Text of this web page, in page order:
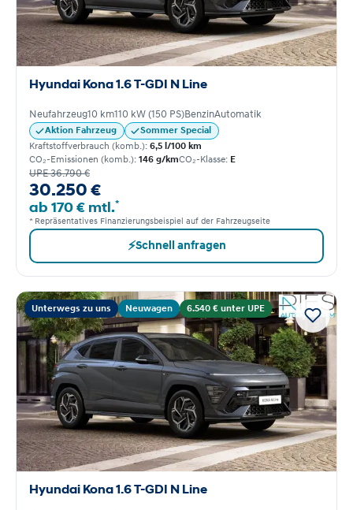
Hyundai Kona 1.6 T-GDI N Line
Neufahrzeug10 km110 kW (150 PS)BenzinAutomatik
Aktion Fahrzeug
Sommer Special
Kraftstoffverbrauch (komb.): 6,5 l/100 km
CO₂-Emissionen (komb.): 146 g/kmCO₂-Klasse: E
UPE 36.790 €
30.250 €
ab 170 € mtl.*
* Repräsentatives Finanzierungsbeispiel auf der Fahrzeugseite
⚡Schnell anfragen
Unterwegs zu uns Neuwagen 6.540 € unter UPE
Hyundai Kona 1.6 T-GDI N Line